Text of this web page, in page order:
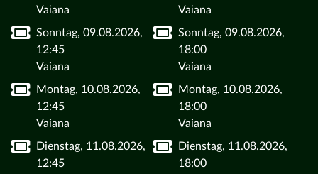
Vaiana
Vaiana
Sonntag, 09.08.2026,
12:45
Vaiana
Sonntag, 09.08.2026,
18:00
Vaiana
Montag, 10.08.2026,
12:45
Vaiana
Montag, 10.08.2026,
18:00
Vaiana
Dienstag, 11.08.2026,
12:45
Dienstag, 11.08.2026,
18:00